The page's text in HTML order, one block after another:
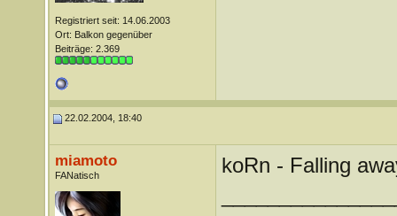
Registriert seit: 14.06.2003
Ort: Balkon gegenüber
Beiträge: 2.369
22.02.2004, 18:40
miamoto
FANatisch
koRn - Falling